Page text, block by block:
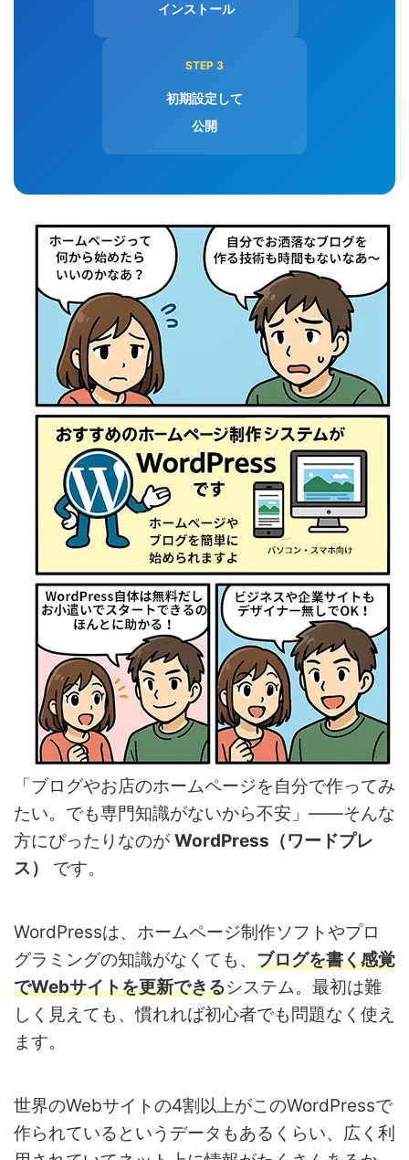
インストール
STEP 3
初期設定して
公開
「ブログやお店のホームページを自分で作ってみ
たい。でも専門知識がないから不安」——そんな
方にぴったりなのが WordPress（ワードプレ
ス）
です。
WordPressは、ホームページ制作ソフトやプロ
グラミングの知識がなくても、 ブログを書く感覚
でWebサイトを更新できるシステム。最初は難
しく見えても、慣れれば初心者でも問題なく使え
ます。
世界のWebサイトの4割以上がこのWordPressで
作られているというデータもあるくらい、広く利